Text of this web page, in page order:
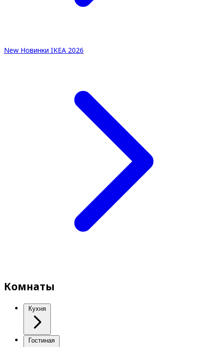
New Новинки IKEA 2026
Комнаты
Кухня
Гостиная